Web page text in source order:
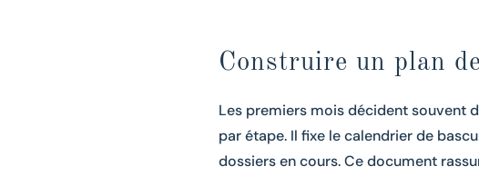
Construire un plan
Les premiers mois décident souvent
par étape. Il fixe le calendrier de
dossiers en cours. Ce document